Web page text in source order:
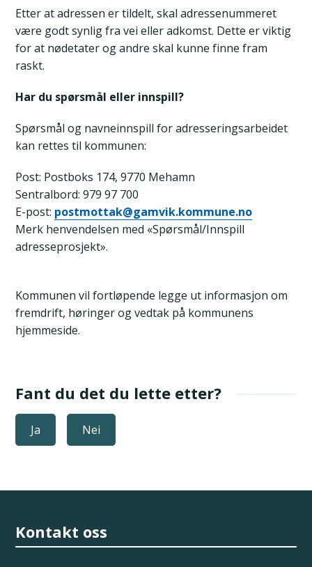
Etter at adressen er tildelt, skal adressenummeret
være godt synlig fra vei eller adkomst. Dette er viktig
for at nødetater og andre skal kunne finne fram
raskt.
Har du spørsmål eller innspill?
Spørsmål og navneinnspill for adresseringsarbeidet
kan rettes til kommunen:
Post: Postboks 174, 9770 Mehamn
Sentralbord: 979 97 700
E-post: postmottak@gamvik.kommune.no
Merk henvendelsen med «Spørsmål/Innspill
adresseprosjekt».
Kommunen vil fortløpende legge ut informasjon om
fremdrift, høringer og vedtak på kommunens
hjemmeside.
Fant du det du lette etter?
Ja Nei
Kontakt oss